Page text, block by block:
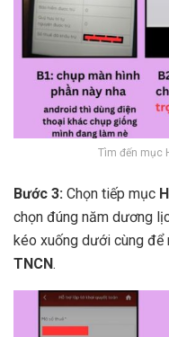
Tìm đến mục
Bước 3: Chọn tiếp mục
chọn đúng năm dương
kéo xuống dưới cùng để
TNCN.